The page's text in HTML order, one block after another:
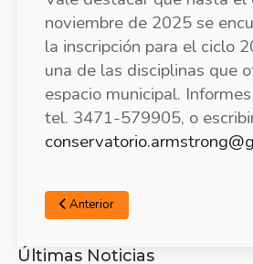
noviembre de 2025 se
la inscripción para el ciclo
una de las disciplinas que
espacio municipal.
tel. 3471-579905, o
Anterior
Últimas Noticias